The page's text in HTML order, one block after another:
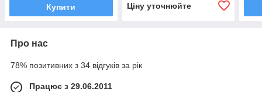
Купити Ціну уточнюйте
Про нас
78% позитивних з 34 відгуків за рік
Працює з 29.06.2011